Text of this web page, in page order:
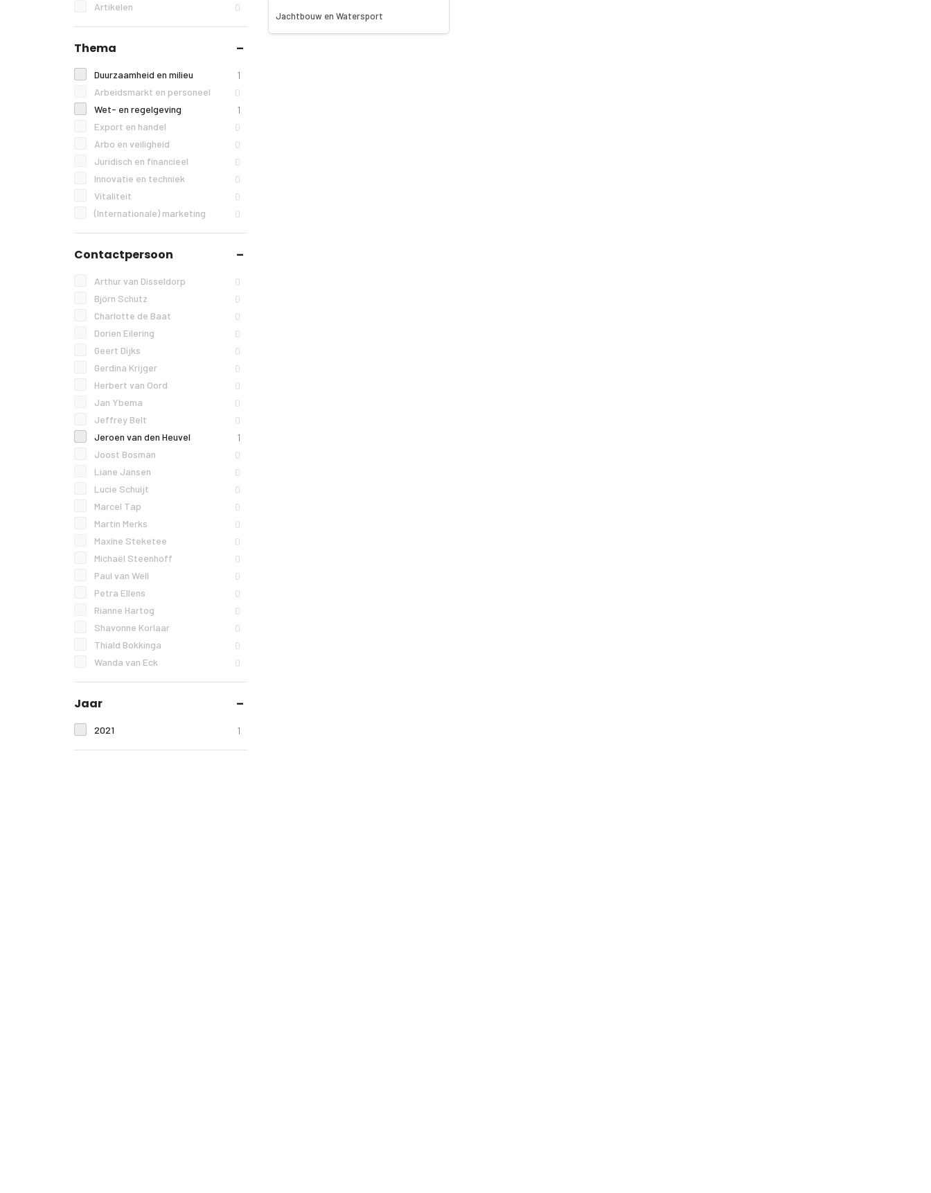
Artikelen 0
Thema
Duurzaamheid en milieu 1
Arbeidsmarkt en personeel 0
Wet- en regelgeving 1
Export en handel 0
Arbo en veiligheid 0
Juridisch en financieel 0
Innovatie en techniek 0
Vitaliteit 0
(Internationale) marketing 0
Contactpersoon
Arthur van Disseldorp 0
Björn Schutz 0
Charlotte de Baat 0
Dorien Eilering 0
Geert Dijks 0
Gerdina Krijger 0
Herbert van Oord 0
Jan Ybema 0
Jeffrey Belt 0
Jeroen van den Heuvel 1
Joost Bosman 0
Liane Jansen 0
Lucie Schuijt 0
Marcel Tap 0
Martin Merks 0
Maxine Steketee 0
Michaël Steenhoff 0
Paul van Well 0
Petra Ellens 0
Rianne Hartog 0
Shavonne Korlaar 0
Thiald Bokkinga 0
Wanda van Eck 0
Jaar
2021 1
Jachtbouw en Watersport